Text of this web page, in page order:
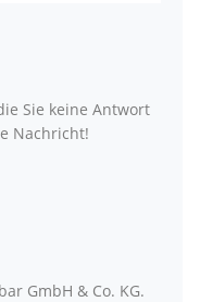
Sie keine Antwort
Nachricht!
GmbH & Co. KG.